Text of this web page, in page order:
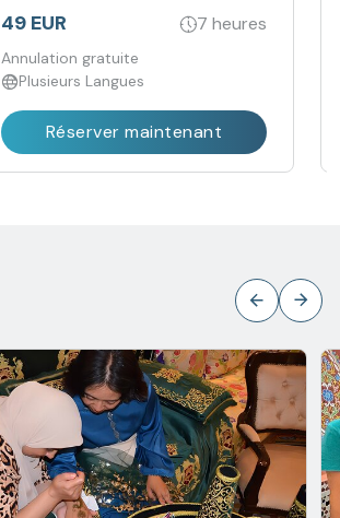
49 EUR 7 heures
Annulation gratuite
Plusieurs Langues
Réserver maintenant